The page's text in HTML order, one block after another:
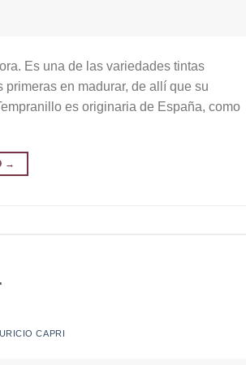
Es una de las variedades tintas
en madurar, de allí que su
es originaria de España, como
→
CAPRI